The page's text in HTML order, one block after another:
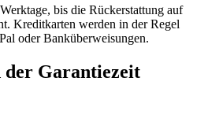
bis die Rückerstattung auf
Kreditkarten werden in der Regel
oder Banküberweisungen.
der Garantiezeit